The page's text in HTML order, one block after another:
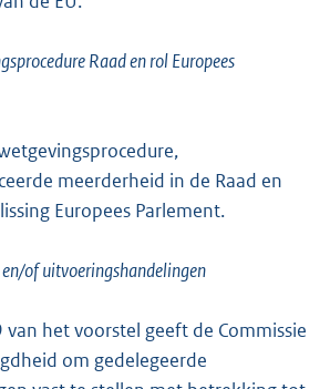
Raad en rol Europees
meerderheid in de Raad en
Europees Parlement.
en/of uitvoeringshandelingen
van het voorstel geeft de Commissie
om gedelegeerde